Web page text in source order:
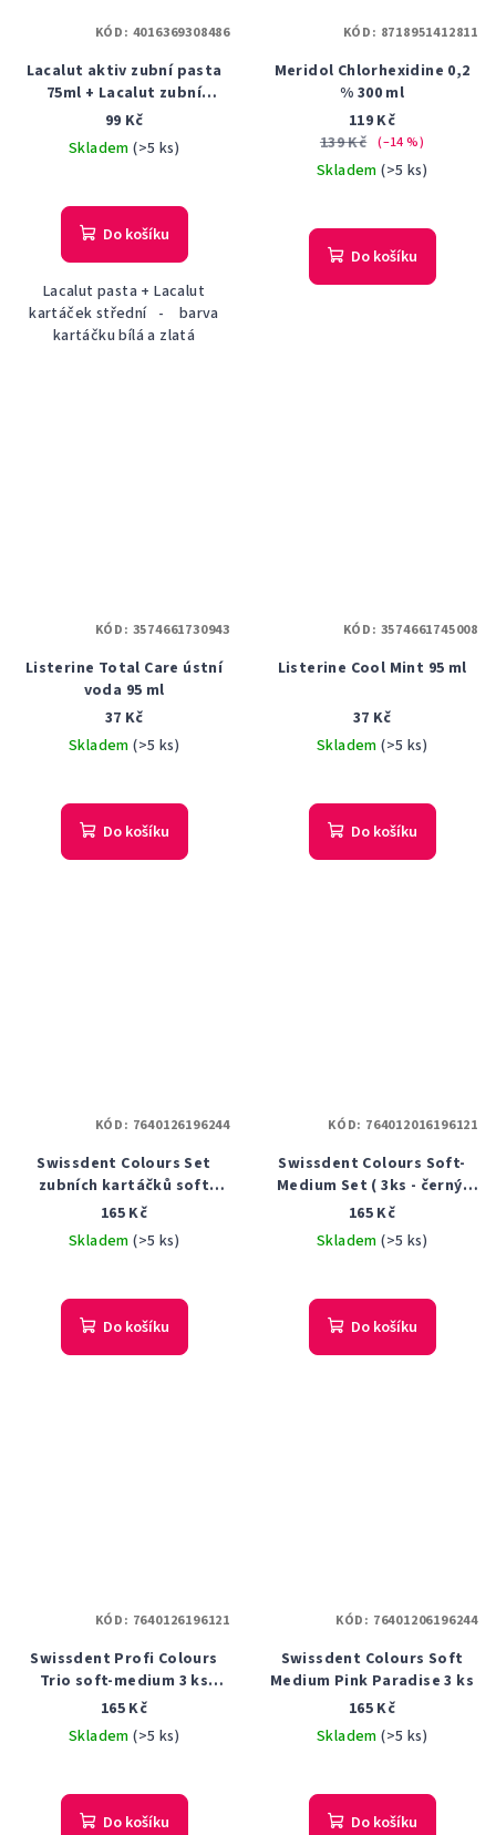
Lacalut aktiv zubní pasta
75ml + Lacalut zubní
kartáček
99 Kč
Skladem(>5 ks)
Do košíku
Lacalut pasta + Lacalut
kartáček střední - barva
kartáčku bílá a zlatá
KÓD: 4016369308486
Meridol Chlorhexidine 0,2
% 300 ml
119 Kč
139 Kč (–14 %)
Skladem(>5 ks)
hodnocení
produktu
Do košíku
KÓD: 8718951412811
Listerine Total Care ústní
voda 95 ml
37 Kč
Skladem(>5 ks)
Do košíku
KÓD: 3574661730943
Listerine Cool Mint 95 ml
37 Kč
Skladem(>5 ks)
Do košíku
KÓD: 3574661745008
Swissdent Colours Set
zubních kartáčků soft
medium 3 ks
165 Kč
Skladem(>5 ks)
Do košíku
KÓD: 7640126196244
Swissdent Colours Soft-
Medium Set ( 3ks - černý,
červený, modrý ) - Sada
zubních kartáčků
165 Kč
Skladem(>5 ks)
Do košíku
KÓD: 764012016196121
Swissdent Profi Colours
Trio soft-medium 3 ks
černý, červený, modrý
165 Kč
Skladem(>5 ks)
Do košíku
KÓD: 7640126196121
Swissdent Colours Soft
Medium Pink Paradise 3 ks
165 Kč
Skladem(>5 ks)
Do košíku
KÓD: 76401206196244